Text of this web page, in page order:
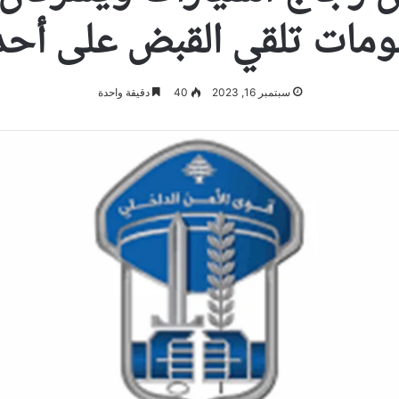
تلقي القبض على
سبتمبر 16, 2023 40 دقيقة واحدة